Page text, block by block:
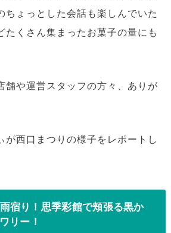
ちょっとした会話も楽しんでいた
たくさん集まったお菓子の量にも
舗や運営スタッフの方々、ありが
が西口まつりの様子をレポートし
宿り！思季彩館で頬張る黒か
リー！